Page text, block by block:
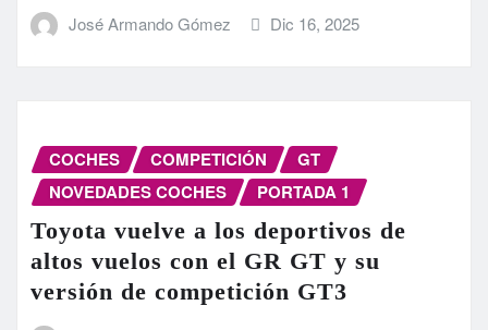
José Armando Gómez Dic 16, 2025
COCHES COMPETICIÓN
GT
NOVEDADES COCHES
PORTADA 1
Toyota vuelve a los deportivos de
altos vuelos con el GR GT y su
versión de competición GT3